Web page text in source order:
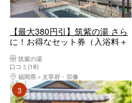
【最大380円引】筑紫の湯 さら
に！お得なセット券（入浴料＋
筑紫の湯
口コミ(18)
福岡県
太宰府・宗像
3位